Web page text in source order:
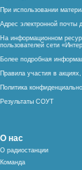
При использовании
Адрес электронной почты
На информационном
пользователей сети
Более подробная
Правила участия в
Политика
Результаты СОУТ
О нас
О радиостанции
Команда